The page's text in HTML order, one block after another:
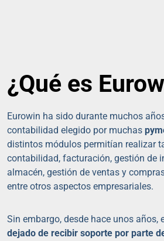
¿Qué es
Eurowin ha sido durante muchos
contabilidad elegido por muchas
distintos módulos permitían realizar
contabilidad, facturación, gestión de
almacén, gestión de ventas y
entre otros aspectos empresariales.
Sin embargo, desde hace unos años,
dejado de recibir soporte por parte